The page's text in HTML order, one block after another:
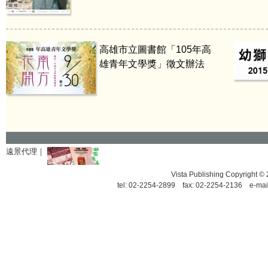
高雄市立圖書館「105年高
雄青年文學獎」徵文辦法
遠景代理｜
Vista Publishing Copyright ©
tel: 02-2254-2899 fax: 02-2254-2136 e-